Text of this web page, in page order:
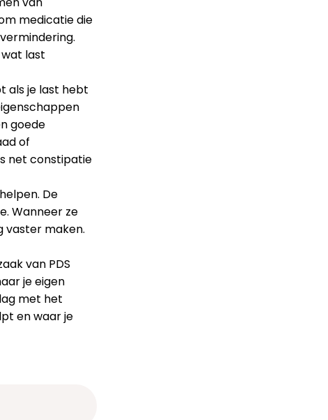
medicatie die
last
als je last hebt
goede
of
net constipatie
De
Wanneer ze
vaster maken.
van PDS
je eigen
met het
en waar je